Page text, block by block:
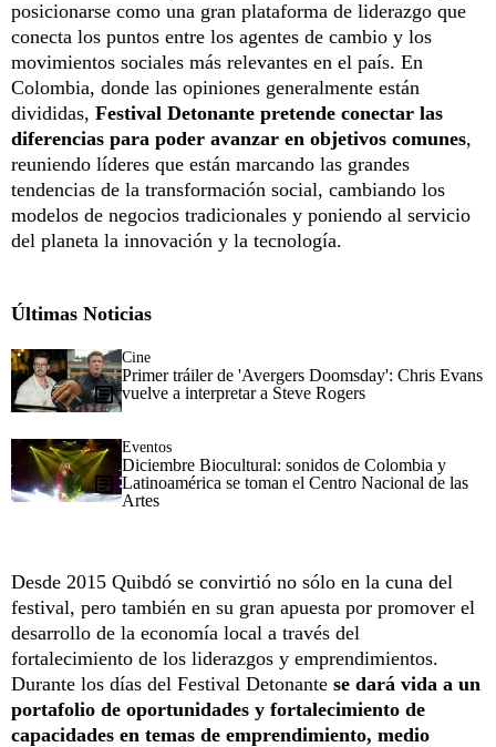
posicionarse como una gran plataforma de liderazgo que
conecta los puntos entre los agentes de cambio y los
movimientos sociales más relevantes en el país. En
Colombia, donde las opiniones generalmente están
divididas, Festival Detonante pretende conectar las
diferencias para poder avanzar en objetivos comunes,
reuniendo líderes que están marcando las grandes
tendencias de la transformación social, cambiando los
modelos de negocios tradicionales y poniendo al servicio
del planeta la innovación y la tecnología.
Últimas Noticias
Cine
Primer tráiler de 'Avergers Doomsday': Chris Evans
vuelve a interpretar a Steve Rogers
Eventos
Diciembre Biocultural: sonidos de Colombia y
Latinoamérica se toman el Centro Nacional de las
Artes
Desde 2015 Quibdó se convirtió no sólo en la cuna del
festival, pero también en su gran apuesta por promover el
desarrollo de la economía local a través del
fortalecimiento de los liderazgos y emprendimientos.
Durante los días del Festival Detonante se dará vida a un
portafolio de oportunidades y fortalecimiento de
capacidades en temas de emprendimiento, medio